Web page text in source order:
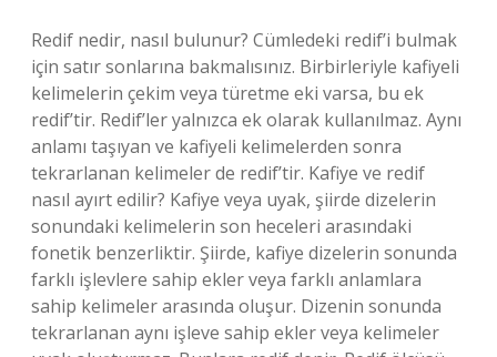
Redif nedir, nasıl bulunur? Cümledeki redif’i bulmak
için satır sonlarına bakmalısınız. Birbirleriyle kafiyeli
kelimelerin çekim veya türetme eki varsa, bu ek
redif’tir. Redif’ler yalnızca ek olarak kullanılmaz. Aynı
anlamı taşıyan ve kafiyeli kelimelerden sonra
tekrarlanan kelimeler de redif’tir. Kafiye ve redif
nasıl ayırt edilir? Kafiye veya uyak, şiirde dizelerin
sonundaki kelimelerin son heceleri arasındaki
fonetik benzerliktir. Şiirde, kafiye dizelerin sonunda
farklı işlevlere sahip ekler veya farklı anlamlara
sahip kelimeler arasında oluşur. Dizenin sonunda
tekrarlanan aynı işleve sahip ekler veya kelimeler